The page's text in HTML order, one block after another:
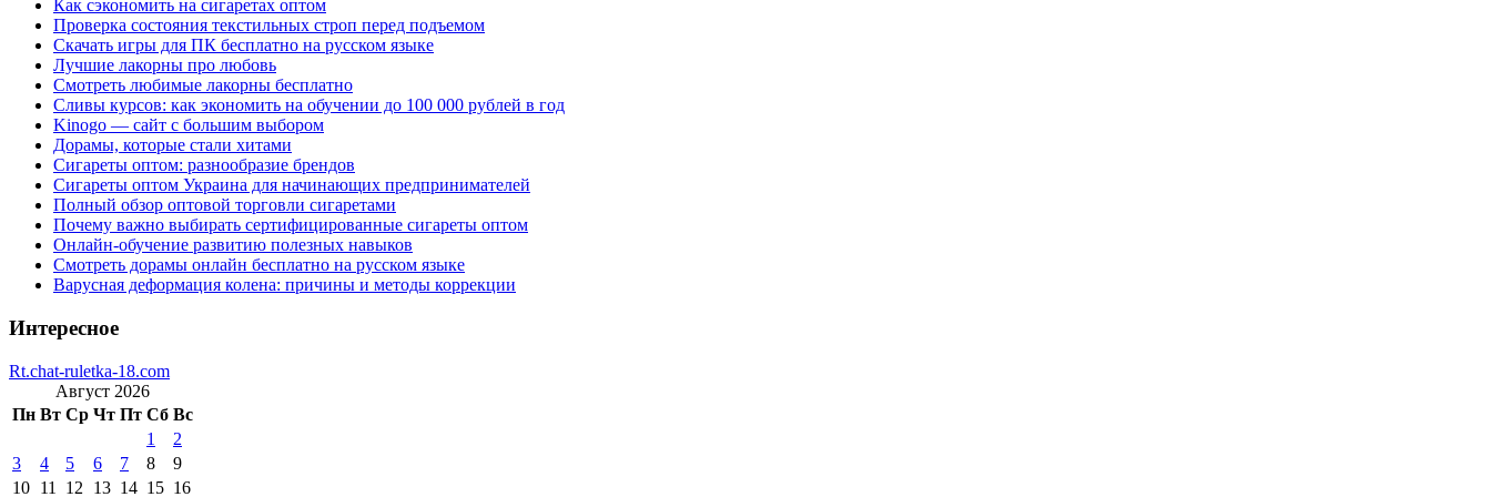
Как сэкономить на сигаретах оптом
Проверка состояния текстильных строп перед подъемом
Скачать игры для ПК бесплатно на русском языке
Лучшие лакорны про любовь
Смотреть любимые лакорны бесплатно
Сливы курсов: как экономить на обучении до 100 000 рублей в год
Kinogo — сайт с большим выбором
Дорамы, которые стали хитами
Сигареты оптом: разнообразие брендов
Сигареты оптом Украина для начинающих предпринимателей
Полный обзор оптовой торговли сигаретами
Почему важно выбирать сертифицированные сигареты оптом
Онлайн-обучение развитию полезных навыков
Смотреть дорамы онлайн бесплатно на русском языке
Варусная деформация колена: причины и методы коррекции
Интересное
Rt.chat-ruletka-18.com
Август 2026
Пн Вт Ср Чт Пт Сб Вс
1
2
3
4 5 6 7 8
9
10 11 12 13 14 15 16